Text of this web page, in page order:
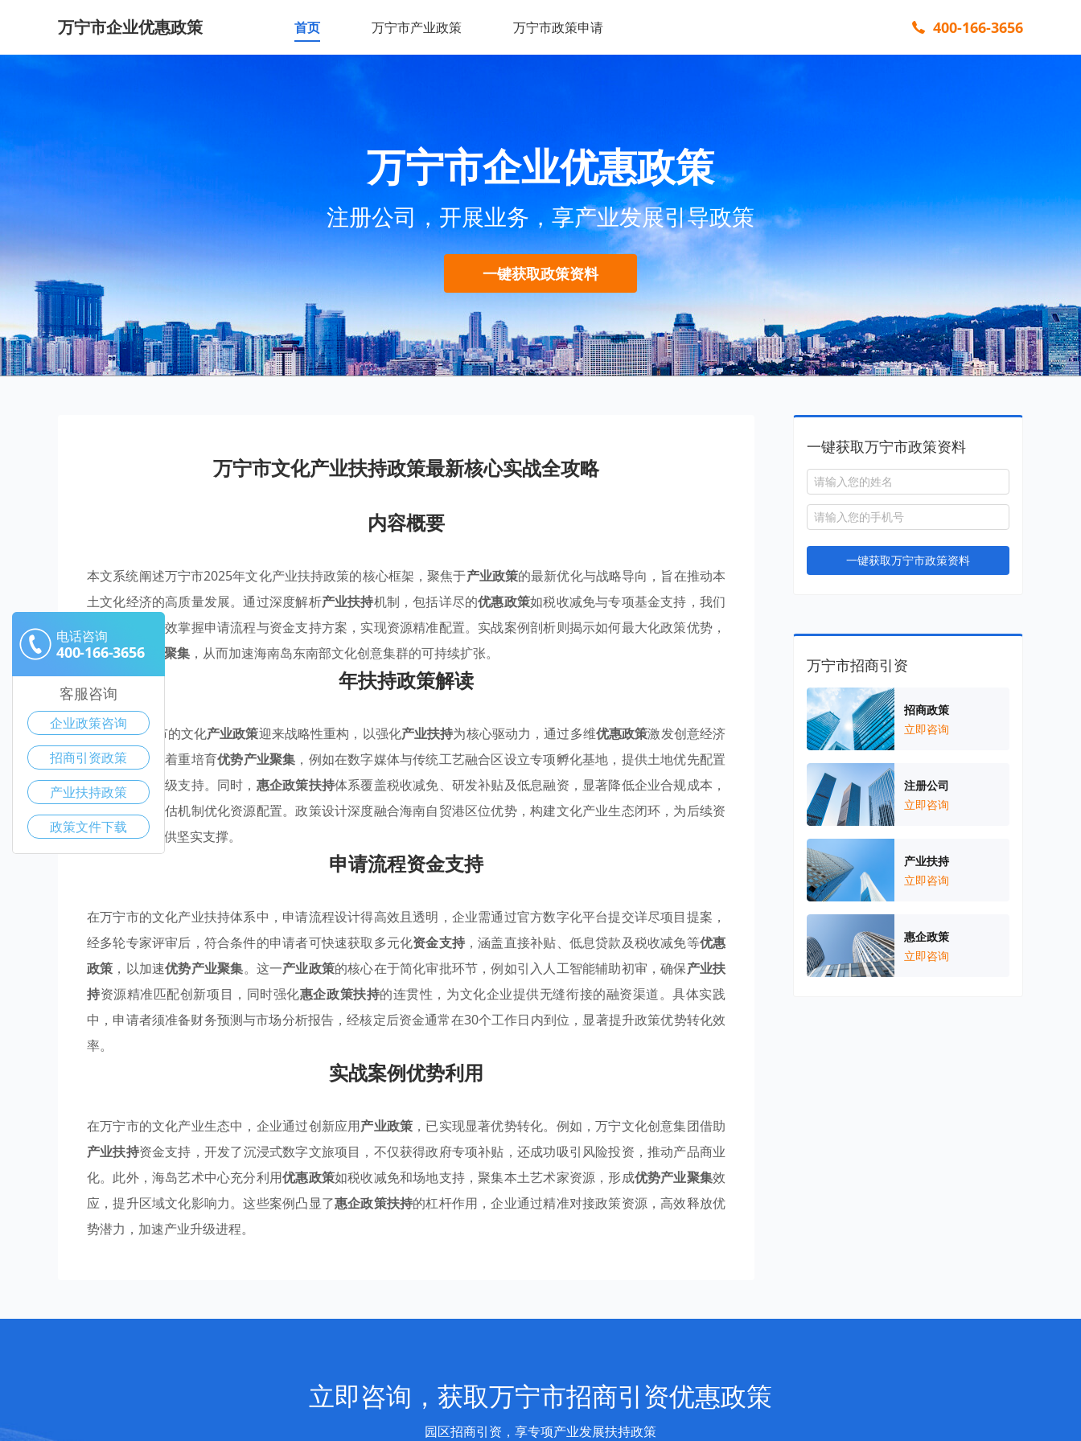
万宁市企业优惠政策 首页 万宁市产业政策 万宁市政策申请 400-166-3656
万宁市企业优惠政策
注册公司，开展业务，享产业发展引导政策
一键获取政策资料
万宁市文化产业扶持政策最新核心实战全攻略
内容概要
本文系统阐述万宁市2025年文化产业扶持政策的核心框架，聚焦于产业政策的最新优化与战略导向，旨在推动本
土文化经济的高质量发展。通过深度解析产业扶持机制，包括详尽的优惠政策如税收减免与专项基金支持，我们
将引导企业高效掌握申请流程与资金支持方案，实现资源精准配置。实战案例剖析则揭示如何最大化政策优势，
促进优势产业聚集 ，从而加速海南岛东南部文化创意集群的可持续扩张。
年扶持政策解读
2025年万宁市的文化产业政策迎来战略性重构，以强化产业扶持为核心驱动力，通过多维优惠政策激发创意经济
潜能。该框架着重培育优势产业聚集 ，例如在数字媒体与传统工艺融合区设立专项孵化基地，提供土地优先配置
与基础设施升级支持。同时， 惠企政策扶持体系覆盖税收减免、研发补贴及低息融资，显著降低企业合规成本，
并引入动态评估机制优化资源配置。政策设计深度融合海南自贸港区位优势，构建文化产业生态闭环，为后续资
金申请流程提供坚实支撑。
申请流程资金支持
在万宁市的文化产业扶持体系中，申请流程设计得高效且透明，企业需通过官方数字化平台提交详尽项目提案，
经多轮专家评审后，符合条件的申请者可快速获取多元化资金支持 ，涵盖直接补贴、低息贷款及税收减免等优惠
政策 ，以加速优势产业聚集。这一产业政策的核心在于简化审批环节，例如引入人工智能辅助初审，确保产业扶
持资源精准匹配创新项目，同时强化惠企政策扶持的连贯性，为文化企业提供无缝衔接的融资渠道。具体实践
中，申请者须准备财务预测与市场分析报告，经核定后资金通常在30个工作日内到位，显著提升政策优势转化效
率。
实战案例优势利用
在万宁市的文化产业生态中，企业通过创新应用产业政策 ，已实现显著优势转化。例如，万宁文化创意集团借助
产业扶持资金支持，开发了沉浸式数字文旅项目，不仅获得政府专项补贴，还成功吸引风险投资，推动产品商业
化。此外，海岛艺术中心充分利用优惠政策如税收减免和场地支持，聚集本土艺术家资源，形成优势产业聚集效
应，提升区域文化影响力。这些案例凸显了惠企政策扶持的杠杆作用，企业通过精准对接政策资源，高效释放优
势潜力，加速产业升级进程。
一键获取万宁市政策资料
一键获取万宁市政策资料
万宁市招商引资
招商政策
立即咨询
注册公司
立即咨询
产业扶持
立即咨询
惠企政策
立即咨询
电话咨询
400-166-3656
客服咨询
企业政策咨询
招商引资政策
产业扶持政策
政策文件下载
立即咨询，获取万宁市招商引资优惠政策
园区招商引资，享专项产业发展扶持政策